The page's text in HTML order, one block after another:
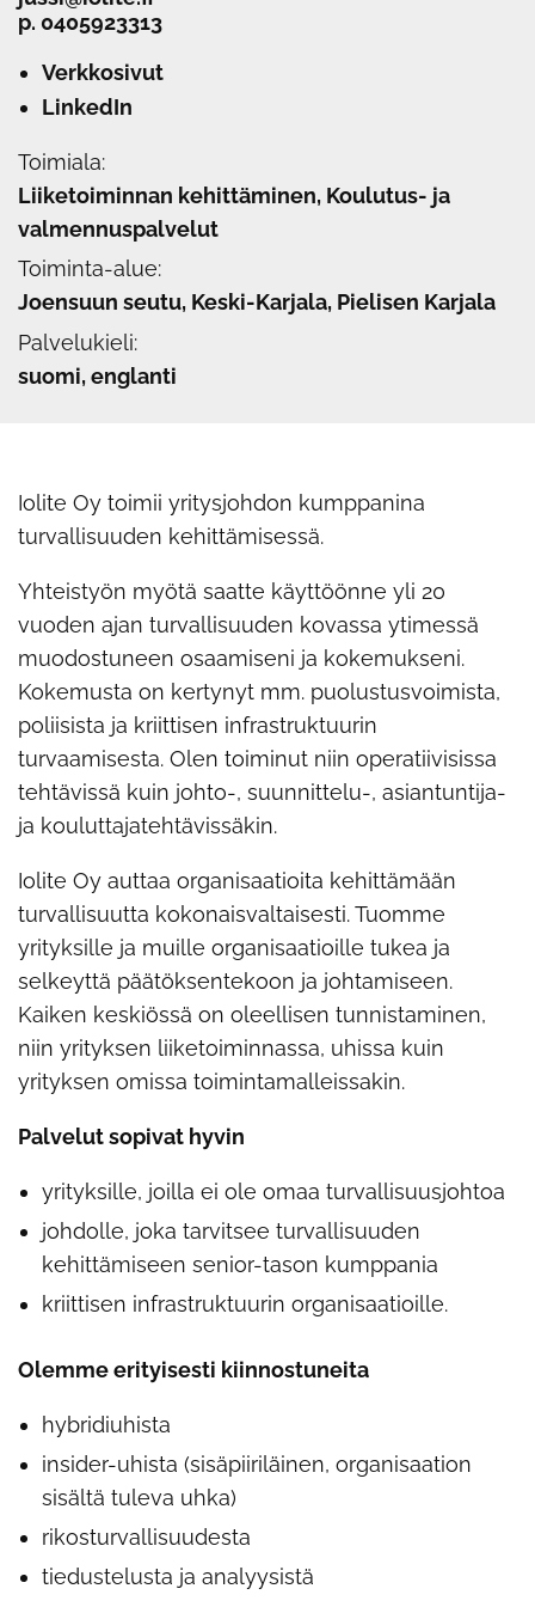
p. 0405923313
Verkkosivut
LinkedIn
Toimiala:
Liiketoiminnan kehittäminen, Koulutus- ja
valmennuspalvelut
Toiminta-alue:
Joensuun seutu, Keski-Karjala, Pielisen Karjala
Palvelukieli:
suomi, englanti
Iolite Oy toimii yritysjohdon kumppanina
turvallisuuden kehittämisessä.
Yhteistyön myötä saatte käyttöönne yli 20
vuoden ajan turvallisuuden kovassa ytimessä
muodostuneen osaamiseni ja kokemukseni.
Kokemusta on kertynyt mm. puolustusvoimista,
poliisista ja kriittisen infrastruktuurin
turvaamisesta. Olen toiminut niin operatiivisissa
tehtävissä kuin johto-, suunnittelu-, asiantuntija-
ja kouluttajatehtävissäkin.
Iolite Oy auttaa organisaatioita kehittämään
turvallisuutta kokonaisvaltaisesti. Tuomme
yrityksille ja muille organisaatioille tukea ja
selkeyttä päätöksentekoon ja johtamiseen.
Kaiken keskiössä on oleellisen tunnistaminen,
niin yrityksen liiketoiminnassa, uhissa kuin
yrityksen omissa toimintamalleissakin.
Palvelut sopivat hyvin
yrityksille, joilla ei ole omaa turvallisuusjohtoa
johdolle, joka tarvitsee turvallisuuden
kehittämiseen senior-tason kumppania
kriittisen infrastruktuurin organisaatioille.
Olemme erityisesti kiinnostuneita
hybridiuhista
insider-uhista (sisäpiiriläinen, organisaation
sisältä tuleva uhka)
rikosturvallisuudesta
tiedustelusta ja analyysistä